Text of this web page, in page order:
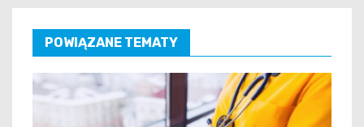
POWIĄZANE TEMATY